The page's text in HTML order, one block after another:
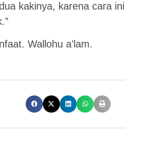
kakinya, karena cara ini
Wallohu a’lam.